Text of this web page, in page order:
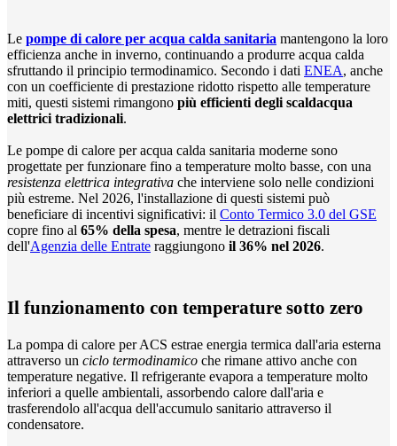
Le pompe di calore per acqua calda sanitaria mantengono la loro
efficienza anche in inverno, continuando a produrre acqua calda
sfruttando il principio termodinamico. Secondo i dati ENEA, anche
con un coefficiente di prestazione ridotto rispetto alle temperature
miti, questi sistemi rimangono più efficienti degli scaldacqua
elettrici tradizionali.
Le pompe di calore per acqua calda sanitaria moderne sono
progettate per funzionare fino a temperature molto basse, con una
resistenza elettrica integrativa che interviene solo nelle condizioni
più estreme. Nel 2026, l'installazione di questi sistemi può
beneficiare di incentivi significativi: il Conto Termico 3.0 del GSE
copre fino al 65% della spesa, mentre le detrazioni fiscali
dell'Agenzia delle Entrate raggiungono il 36% nel 2026.
Il funzionamento con temperature sotto zero
La pompa di calore per ACS estrae energia termica dall'aria esterna
attraverso un ciclo termodinamico che rimane attivo anche con
temperature negative. Il refrigerante evapora a temperature molto
inferiori a quelle ambientali, assorbendo calore dall'aria e
trasferendolo all'acqua dell'accumulo sanitario attraverso il
condensatore.